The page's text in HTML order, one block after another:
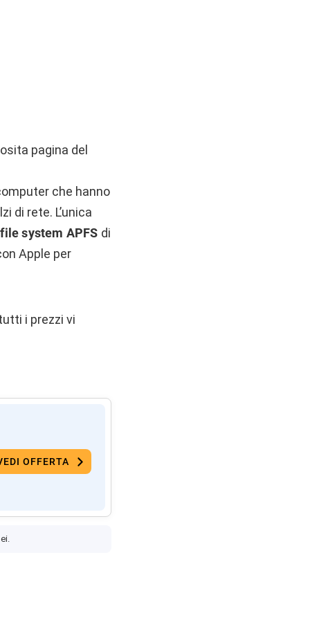
pagina del
che hanno
di rete. L’unica
file system APFS di
Apple per
i prezzi vi
OFFERTA